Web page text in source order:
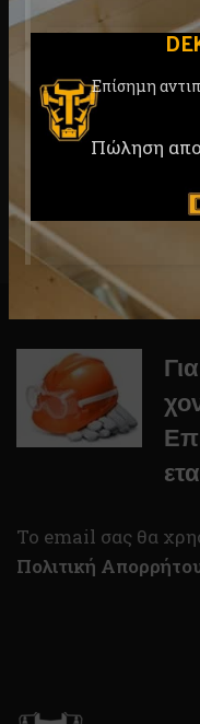
Επίσημη
Πώληση
Σιδηροπρίονο DEKO
DKD0501-12IN
To email σας θα
Πολιτική